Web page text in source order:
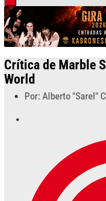
Crítica de Marble
World
Por: Alberto "Sarel"